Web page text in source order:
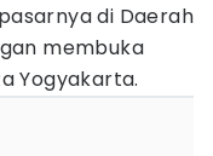
di Daerah
membuka
Yogyakarta.